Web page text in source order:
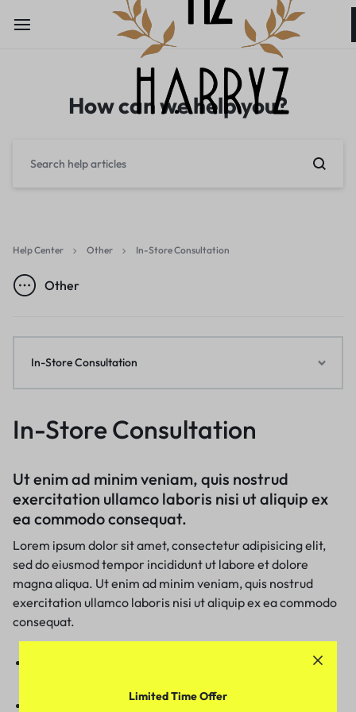
How can we help you?
Help Center Other In-Store Consultation
Other
In-Store Consultation
Ut enim ad minim veniam, quis nostrud
exercitation ullamco laboris nisi ut aliquip ex
ea commodo consequat.
Lorem ipsum dolor sit amet, consectetur adipisicing elit,
sed do eiusmod tempor incididunt ut labore et dolore
magna aliqua. Ut enim ad minim veniam, quis nostrud
exercitation ullamco laboris nisi ut aliquip ex ea commodo
consequat.
Excepteur sint occaecat cupidatat non proident, sunt in
Quis nostrud exercitation ullamco laboris nisi ut aliquip
In-Store Consultation
Limited Time Offer